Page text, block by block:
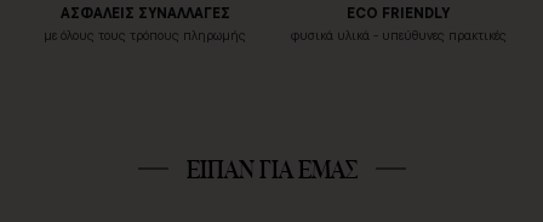
ΑΣΦΑΛΕΙΣ ΣΥΝΑΛΛΑΓΕΣ
με όλους τους τρόπους πληρωμής
ECO FRIENDLY
φυσικά υλικά - υπεύθυνες πρακτικές
ΕΙΠΑΝ ΓΙΑ ΕΜΑΣ